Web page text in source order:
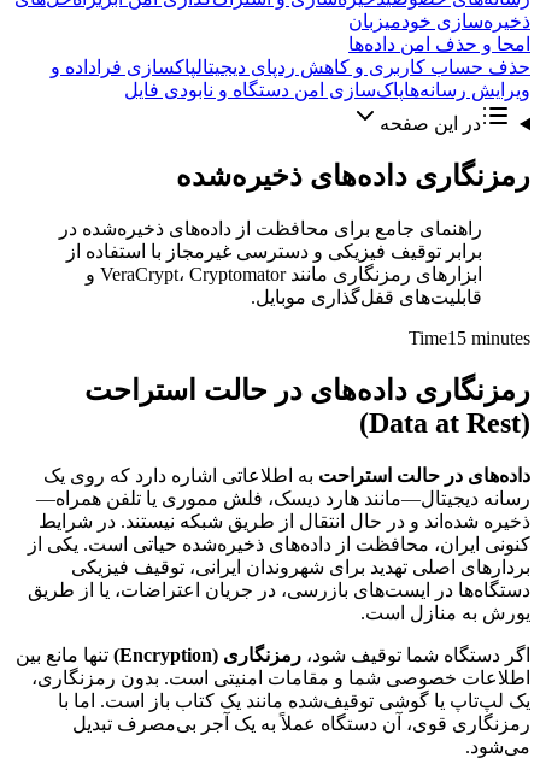
ذخیره‌سازی خودمیزبان
امحا و حذف امن داده‌ها
حذف حساب کاربری و کاهش ردپای دیجیتالپاکسازی فراداده و
ویرایش رسانه‌هاپاک‌سازی امن دستگاه و نابودی فایل
در این صفحه
رمزنگاری داده‌های ذخیره‌شده
راهنمای جامع برای محافظت از داده‌های ذخیره‌شده در
برابر توقیف فیزیکی و دسترسی غیرمجاز با استفاده از
ابزارهای رمزنگاری مانند VeraCrypt، Cryptomator و
قابلیت‌های قفل‌گذاری موبایل.
Time15 minutes
رمزنگاری داده‌های در حالت استراحت
(Data at Rest)
داده‌های در حالت استراحت به اطلاعاتی اشاره دارد که روی یک
رسانه دیجیتال—مانند هارد دیسک، فلش مموری یا تلفن همراه—
ذخیره شده‌اند و در حال انتقال از طریق شبکه نیستند. در شرایط
کنونی ایران، محافظت از داده‌های ذخیره‌شده حیاتی است. یکی از
بردارهای اصلی تهدید برای شهروندان ایرانی، توقیف فیزیکی
دستگاه‌ها در ایست‌های بازرسی، در جریان اعتراضات، یا از طریق
یورش به منازل است.
اگر دستگاه شما توقیف شود، رمزنگاری (Encryption)
تنها مانع بین
اطلاعات خصوصی شما و مقامات امنیتی است. بدون رمزنگاری،
یک لپ‌تاپ یا گوشی توقیف‌شده مانند یک کتاب باز است. اما با
رمزنگاری قوی، آن دستگاه عملاً به یک آجر بی‌مصرف تبدیل
می‌شود.